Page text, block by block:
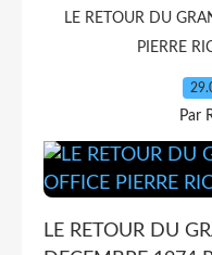
LE RETOUR DU
PIERRE
Par
LE RETOUR DU